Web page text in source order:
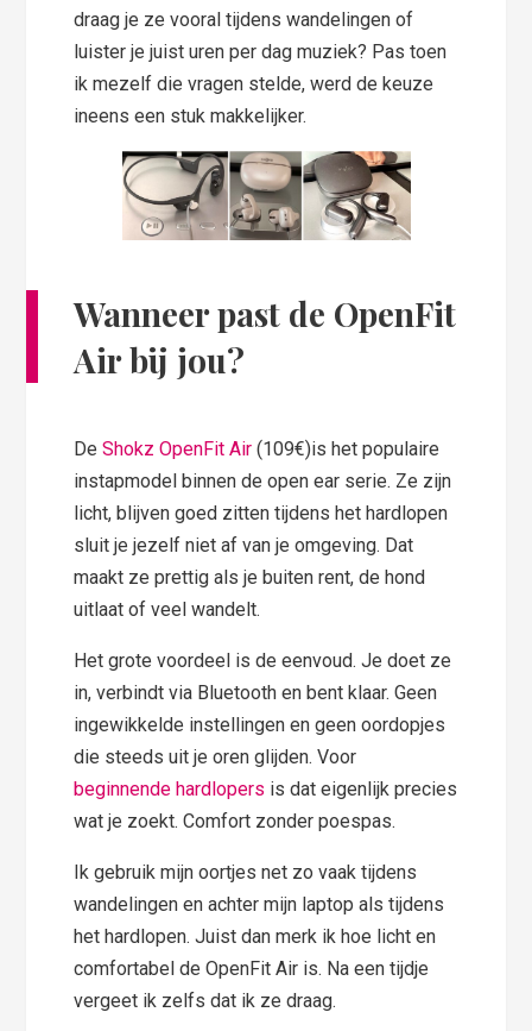
draag je ze vooral tijdens wandelingen of
luister je juist uren per dag muziek? Pas toen
ik mezelf die vragen stelde, werd de keuze
ineens een stuk makkelijker.
Wanneer past de OpenFit
Air bij jou?
DeShokz OpenFit Air (109€)is het populaire
instapmodel binnen de open ear serie. Ze zijn
licht, blijven goed zitten tijdens het hardlopen
sluit je jezelf niet af van je omgeving. Dat
maakt ze prettig als je buiten rent, de hond
uitlaat of veel wandelt.
Het grote voordeel is de eenvoud. Je doet ze
in, verbindt via Bluetooth en bent klaar. Geen
ingewikkelde instellingen en geen oordopjes
die steeds uit je oren glijden. Voor
beginnende hardlopers is dat eigenlijk precies
wat je zoekt. Comfort zonder poespas.
Ik gebruik mijn oortjes net zo vaak tijdens
wandelingen en achter mijn laptop als tijdens
het hardlopen. Juist dan merk ik hoe licht en
comfortabel de OpenFit Air is. Na een tijdje
vergeet ik zelfs dat ik ze draag.